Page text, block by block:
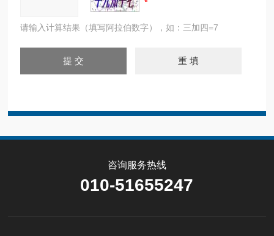
请输入计算结果（填写阿拉伯数字），如：三加四=7
咨询服务热线
010-51655247